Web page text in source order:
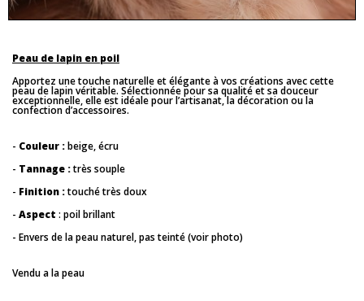
Peau de lapin en poil
Apportez une touche naturelle et élégante à vos créations avec cette
peau de lapin véritable. Sélectionnée pour sa qualité et sa douceur
exceptionnelle, elle est idéale pour l’artisanat, la décoration ou la
confection d’accessoires.
- Couleur :beige, écru
- Tannage :très souple
- Finition :touché très doux
- Aspect : poil brillant
- Envers de la peau naturel, pas teinté (voir photo)
Vendu a la peau